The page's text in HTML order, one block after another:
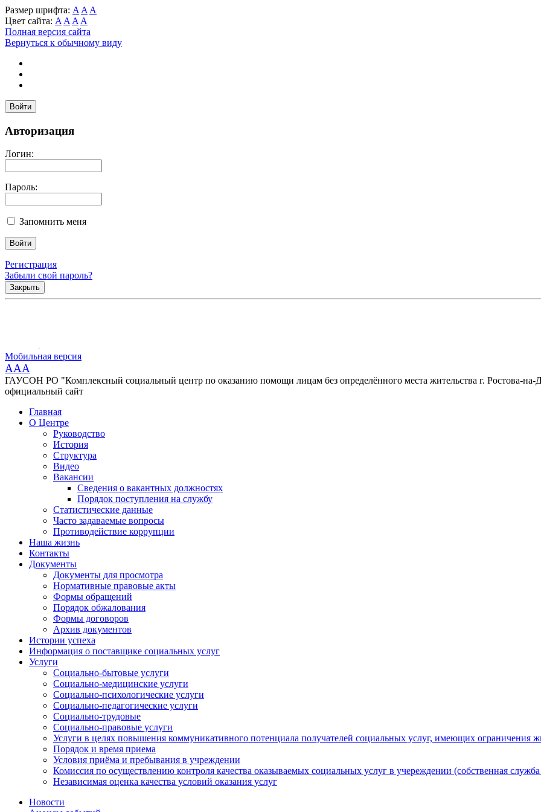
Размер шрифта: A A A
Цвет сайта: A A A A
Полная версия сайта
Вернуться к обычному виду
Войти
Авторизация
Логин:
Пароль:
Запомнить меня
Регистрация
Забыли свой пароль?
Закрыть
Мобильная версия
AAA
ГАУСОН РО "Комплексный социальный центр по оказанию помощи лицам без определённого места жительства г. Ростова-на-
официальный сайт
Главная
О Центре
Руководство
История
Структура
Видео
Вакансии
Сведения о вакантных должностях
Порядок поступления на службу
Статистические данные
Часто задаваемые вопросы
Противодействие коррупции
Наша жизнь
Контакты
Документы
Документы для просмотра
Нормативные правовые акты
Формы обращений
Порядок обжалования
Формы договоров
Архив документов
Истории успеха
Информация о поставщике социальных услуг
Услуги
Социально-бытовые услуги
Социально-медицинские услуги
Социально-психологические услуги
Социально-педагогические услуги
Социально-трудовые
Социально-правовые услуги
Услуги в целях повышения коммуникативного потенциала получателей социальных услуг, имеющих ограничения
Порядок и время приема
Условия приёма и пребывания в учреждении
Комиссия по осуществлению контроля качества оказываемых социальных услуг в учереждении (собственная
Независимая оценка качества условий оказания услуг
Новости